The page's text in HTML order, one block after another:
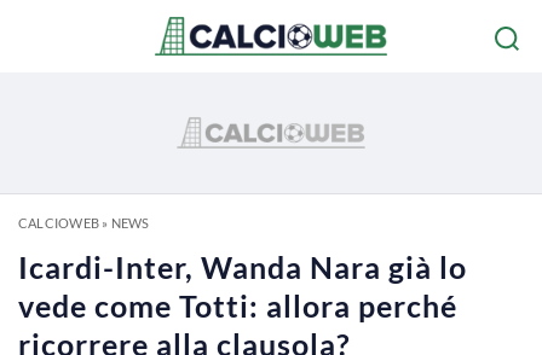
CALCIOWEB» NEWS
Icardi-Inter, Wanda Nara già lo
vede come Totti: allora perché
ricorrere alla clausola?